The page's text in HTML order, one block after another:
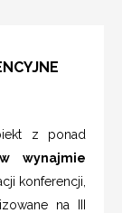
z ponad
wynajmie
konferencji,
na III